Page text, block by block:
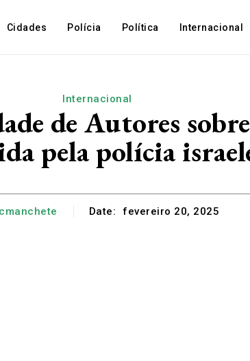
Cidades Polícia Política Internacional
Internacional
de Autores
pela polícia
Date: fevereiro 20, 2025